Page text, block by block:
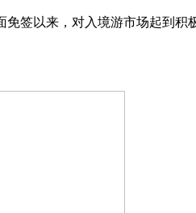
以来，对入境游市场起到积